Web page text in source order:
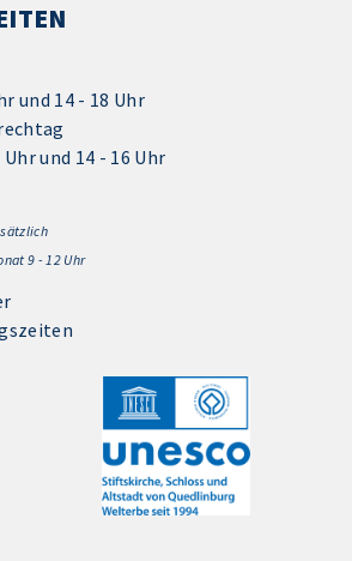
und 14 - 18 Uhr
und 14 - 16 Uhr
9 - 12 Uhr